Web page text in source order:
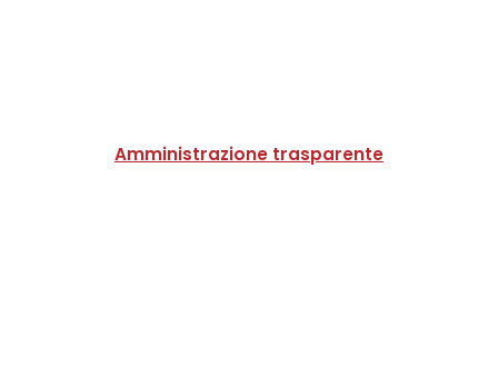
Amministrazione trasparente